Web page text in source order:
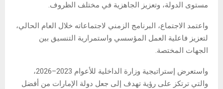
مستوى الدولة، وتعزيز الجاهزية في مختلف الظروف.
واعتمد الاجتماع، البرنامج الزمني لاجتماعاته خلال العام الحالي،
لتعزيز فاعلية العمل المؤسسي واستمرارية التنسيق بين
الجهات المختصة.
واستعرض إستراتيجية وزارة الداخلية للأعوام 2023–2026،
والتي ترتكز على رؤية تهدف إلى جعل دولة الإمارات من أفضل